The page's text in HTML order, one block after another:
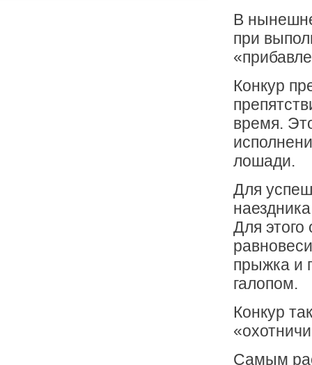
В
при
Конкур
время.
лошади.
Для
Для
прыжка и
галопом.
Конкур
Самым